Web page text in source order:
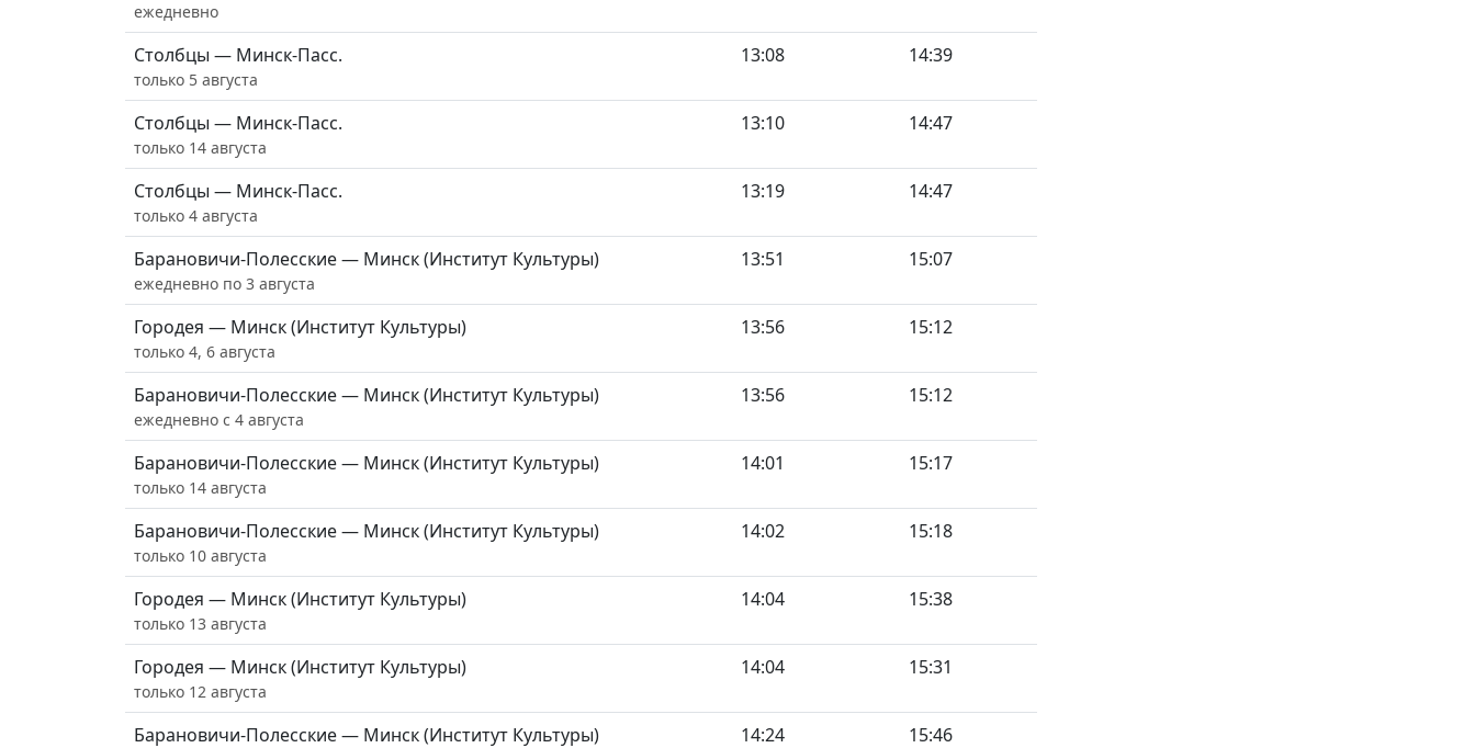
ежедневно
Столбцы — Минск-Пасс.
только 5 августа
13:08 14:39
Столбцы — Минск-Пасс.
только 14 августа
13:10 14:47
Столбцы — Минск-Пасс.
только 4 августа
13:19 14:47
Барановичи-Полесские — Минск (Институт Культуры)
ежедневно по 3 августа
13:51 15:07
Городея — Минск (Институт Культуры)
только 4, 6 августа
13:56 15:12
Барановичи-Полесские — Минск (Институт Культуры)
ежедневно с 4 августа
13:56 15:12
Барановичи-Полесские — Минск (Институт Культуры)
только 14 августа
14:01 15:17
Барановичи-Полесские — Минск (Институт Культуры)
только 10 августа
14:02 15:18
Городея — Минск (Институт Культуры)
только 13 августа
14:04 15:38
Городея — Минск (Институт Культуры)
только 12 августа
14:04 15:31
Барановичи-Полесские — Минск (Институт Культуры) 14:24 15:46